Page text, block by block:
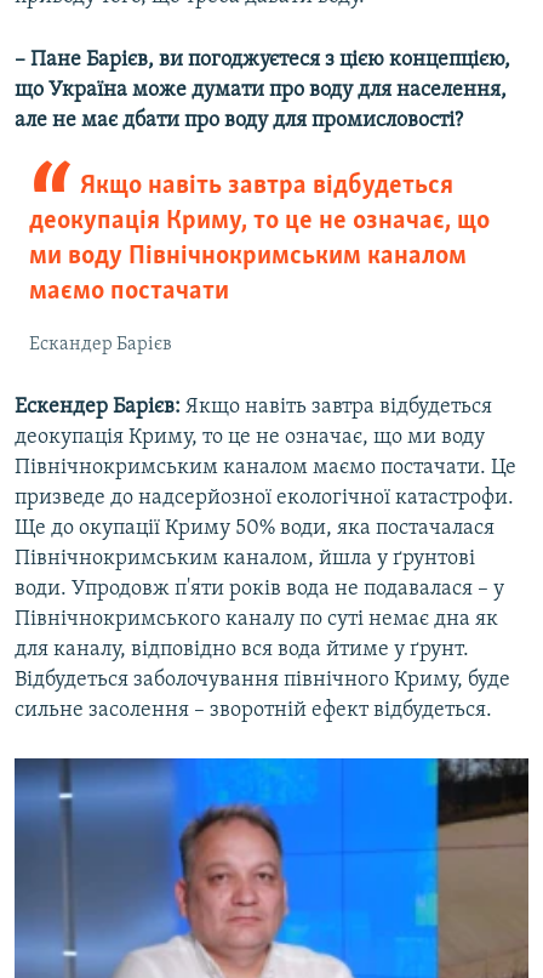
– Пане Барієв, ви погоджуєтеся з цією концепцією,
що Україна може думати про воду для населення,
але не має дбати про воду для промисловості?
Якщо навіть завтра відбудеться
деокупація Криму, то це не означає, що
ми воду Північнокримським каналом
маємо постачати
Ескандер Барієв
Ескендер Барієв: Якщо навіть завтра відбудеться
деокупація Криму, то це не означає, що ми воду
Північнокримським каналом маємо постачати. Це
призведе до надсерйозної екологічної катастрофи.
Ще до окупації Криму 50% води, яка постачалася
Північнокримським каналом, йшла у ґрунтові
води. Упродовж п'яти років вода не подавалася – у
Північнокримського каналу по суті немає дна як
для каналу, відповідно вся вода йтиме у ґрунт.
Відбудеться заболочування північного Криму, буде
сильне засолення – зворотній ефект відбудеться.